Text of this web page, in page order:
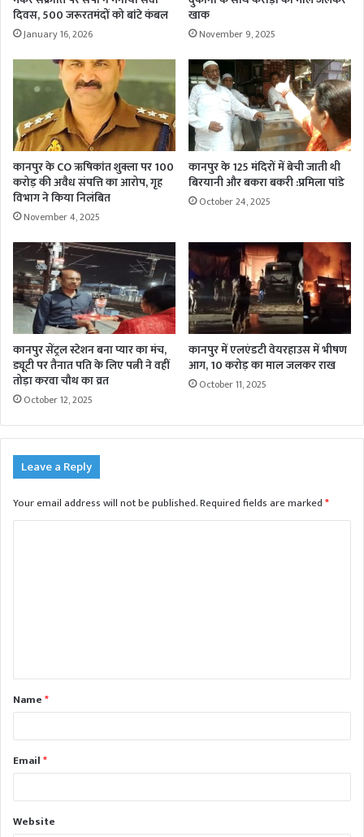
दिवस, 500 जरूरतमंदों को बांटे कंबल
January 16, 2026
खाक
November 9, 2025
कानपुर के CO ऋषिकांत शुक्ला पर 100
करोड़ की अवैध संपत्ति का आरोप, गृह
विभाग ने किया निलंबित
November 4, 2025
कानपुर के 125 मंदिरों में बेची जाती थी
बिरयानी और बकरा बकरी :प्रमिला पांडे
October 24, 2025
कानपुर सेंट्रल स्टेशन बना प्यार का मंच,
ड्यूटी पर तैनात पति के लिए पत्नी ने वहीं
तोड़ा करवा चौथ का व्रत
October 12, 2025
कानपुर में एलएंडटी वेयरहाउस में भीषण
आग, 10 करोड़ का माल जलकर राख
October 11, 2025
Leave a Reply
Your email address will not be published.Required fields are marked*
t
*Name*
Email*
Website